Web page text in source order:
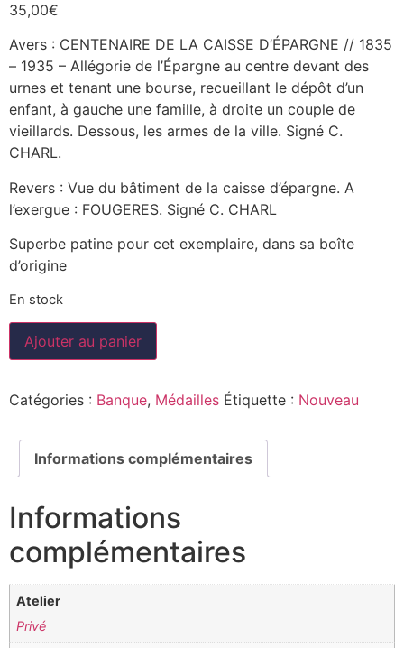
35,00€
Avers : CENTENAIRE DE LA CAISSE D’ÉPARGNE // 1835
– 1935 – Allégorie de l’Épargne au centre devant des
urnes et tenant une bourse, recueillant le dépôt d’un
enfant, à gauche une famille, à droite un couple de
vieillards. Dessous, les armes de la ville. Signé C.
CHARL.
Revers : Vue du bâtiment de la caisse d’épargne. A
l’exergue : FOUGERES. Signé C. CHARL
Superbe patine pour cet exemplaire, dans sa boîte
d’origine
En stock
Ajouter au panier
Catégories : Banque, Médailles Étiquette : Nouveau
Informations complémentaires
Informations
complémentaires
Atelier
Privé